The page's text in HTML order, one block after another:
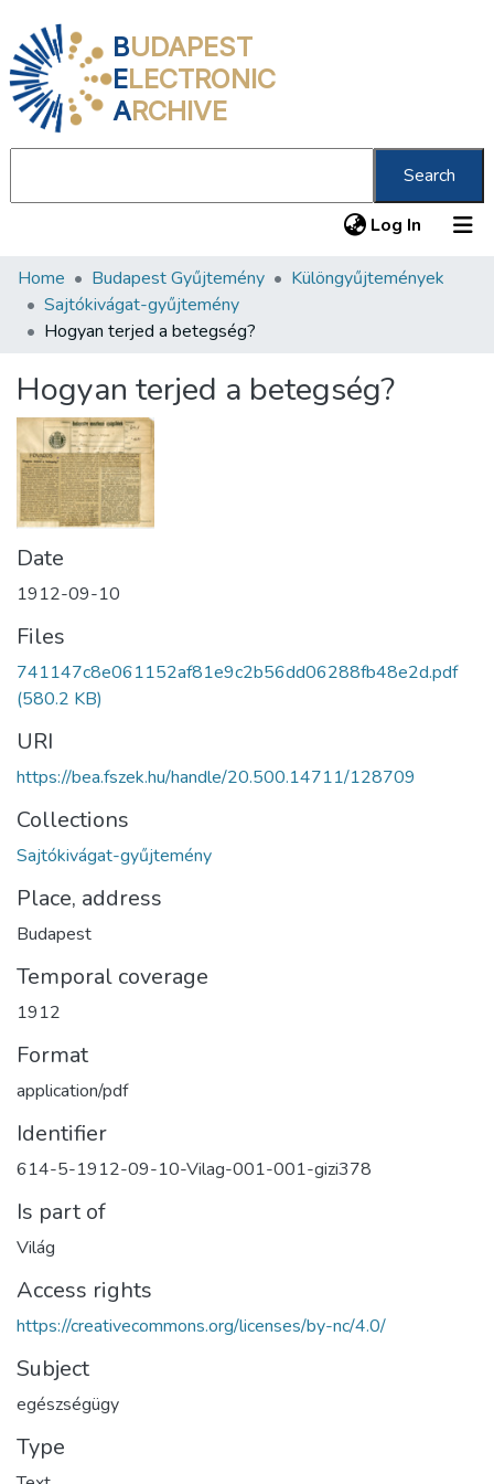
BUDAPEST
ELECTRONIC
ARCHIVE
Search
Log In (current)
Communities & Collections
All of DSpace
About us
Home Budapest Gyűjtemény
Különgyűjtemények
Sajtókivágat-gyűjtemény
Hogyan terjed a betegség?
Hogyan terjed a betegség?
Date
1912-09-10
Files
741147c8e061152af81e9c2b56dd06288fb48e2d.pdf
(580.2 KB)
URI
https://bea.fszek.hu/handle/20.500.14711/128709
Collections
Sajtókivágat-gyűjtemény
Place, address
Budapest
Temporal coverage
1912
Format
application/pdf
Identifier
614-5-1912-09-10-Vilag-001-001-gizi378
Is part of
Világ
Access rights
https://creativecommons.org/licenses/by-nc/4.0/
Subject
egészségügy
Type